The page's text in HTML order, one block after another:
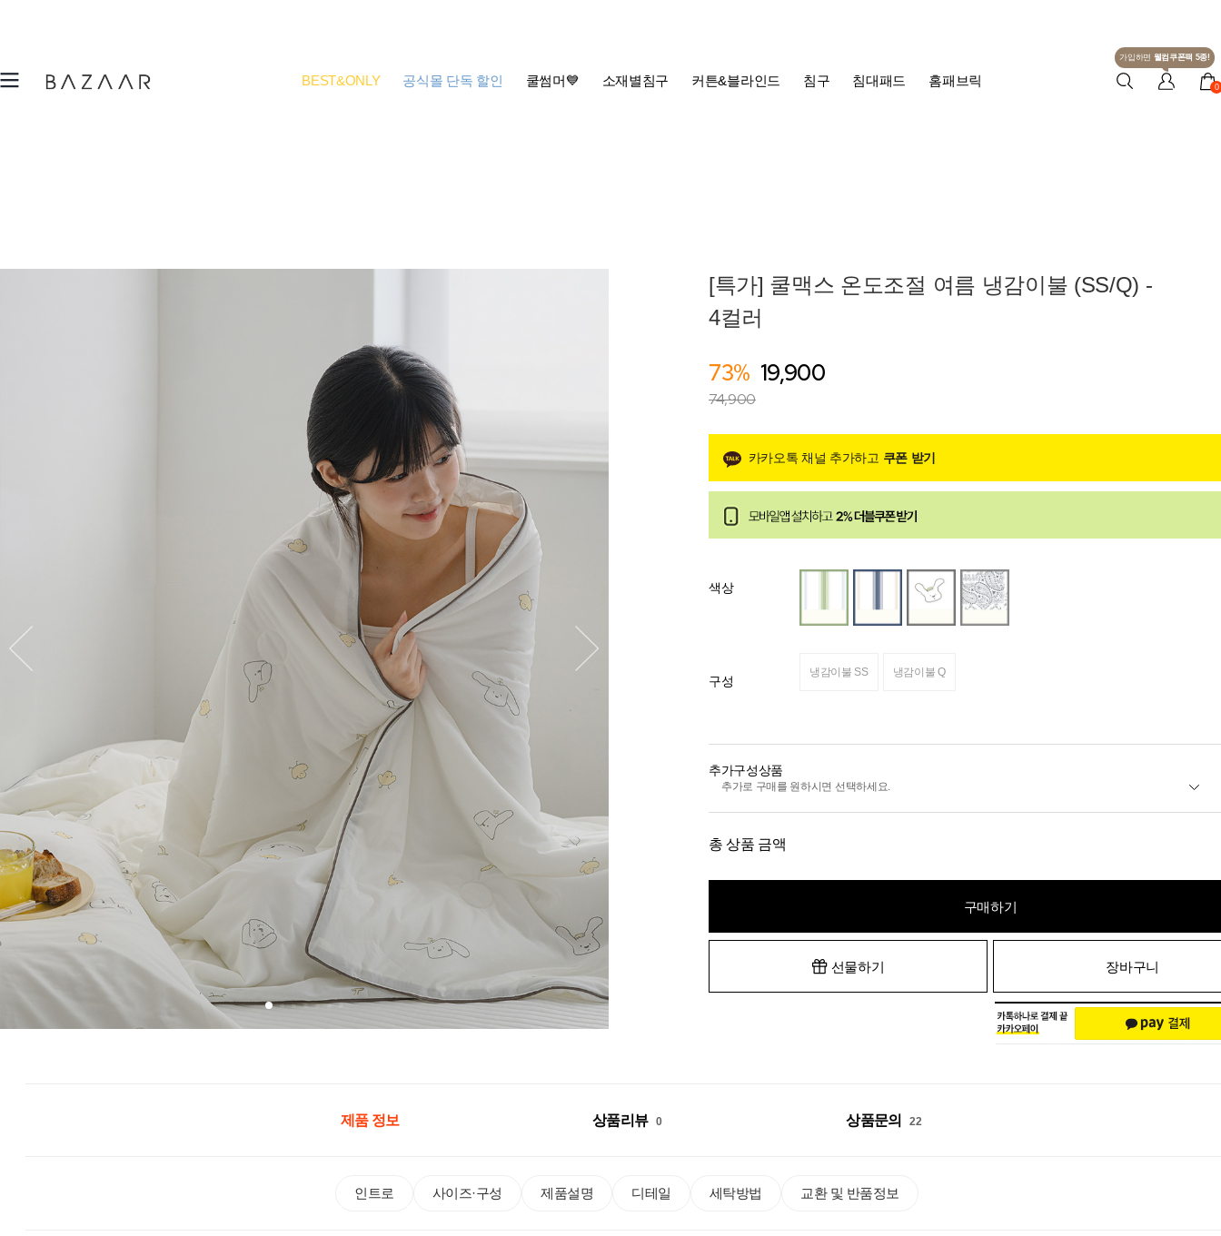
BEST&ONLY 공식몰 단독 할인 쿨썸머💙 소재별침구 커튼&블라인드 침구 침대패드 홈패브릭
가입하면 웰컴쿠폰팩 5종!
0
[특가] 쿨맥스 온도조절 여름 냉감이불 (SS/Q) -
4컬러
73% 19,900
74,900
카카오톡 채널 추가하고 쿠폰 받기
색상
구성
냉감이불 SS 냉감이불 Q
추가구성상품
추가로 구매를 원하시면 선택하세요.
총 상품 금액
구매하기
선물하기 장바구니
제품 정보 상품리뷰 0 상품문의 22
인트로 사이즈·구성 제품설명 디테일 세탁방법 교환 및 반품정보